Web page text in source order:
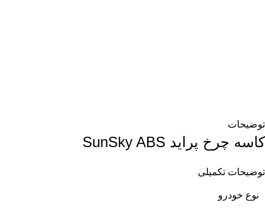
توضیحات
کاسه چرخ پرايد SunSky ABS
توضیحات تکمیلی
نوع خودرو